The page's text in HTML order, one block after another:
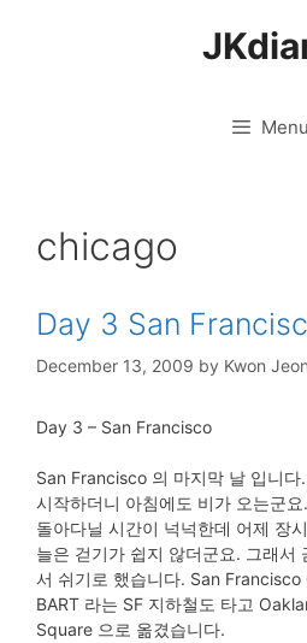
Menu
chicago
Day 3 San
December 13, 2009 by Kwon
Day 3 – San Francisco
San Francisco 의 마지막 날 입니다
시작하더니 아침에도 비가 오는군
돌아다닐 시간이 넉넉한데 어제 장
늘은 걷기가 쉽지 않더군요. 그래서
서 쉬기로 했습니다. San Francisco
BART 라는 SF 지하철도 타고
Square 으로 옮겼습니다.